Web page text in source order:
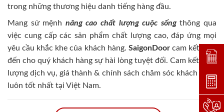
trong những thương hiệu danh tiếng hàng đầu.
Mang sứ mệnh nâng cao chất lượng cuộc sốngthông qua
việc cung cấp các sản phẩm chất lượng cao, đáp ứng mọi
yêu cầu khắc khe của khách hàng. SaigonDoorcam kết đem
đến cho quý khách hàng sự hài lòng tuyệt đối. Cam kết chất
lượng dịch vụ, giá thành & chính sách chăm sóc khách hàng
luôn tốt nhất tại Việt Nam.
Đặt
Dự